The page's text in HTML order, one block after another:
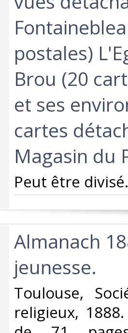
postales)
Brou (20
et ses
cartes
Magasin du
‎Peut être
‎Almanach
jeunesse. ‎
‎Toulouse,
religieux,